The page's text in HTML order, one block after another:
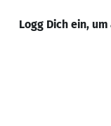
Logg Dich ein,